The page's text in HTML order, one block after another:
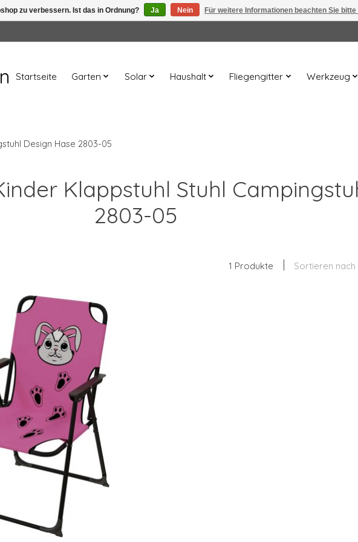
Startseite Garten Solar Haushalt Fliegengitter Werkzeug
Design Hase 2803-05
Klappstuhl Stuhl
2803-05
1 Produkte Sortieren nach
zu verbessern. Ist das in Ordnung? Ja Nein Für weitere Informationen beachten Sie